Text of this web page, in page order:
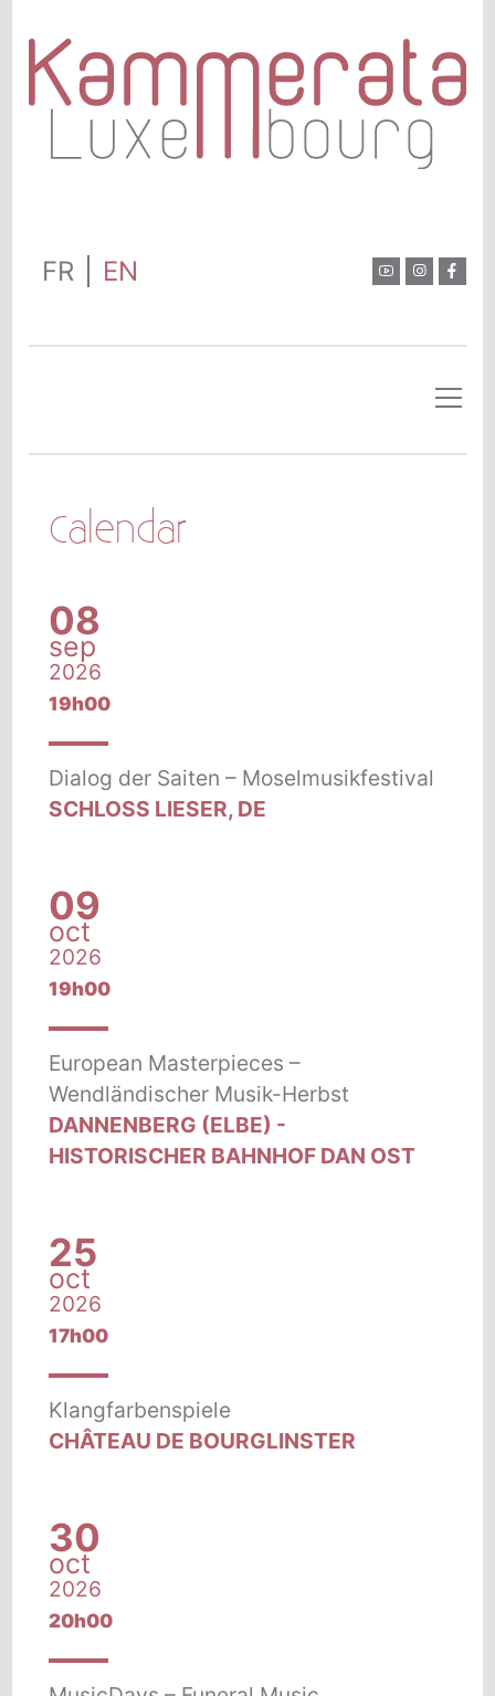
FR EN
Calendar
08
sep
2026
19h00
Dialog der Saiten – Moselmusikfestival
SCHLOSS LIESER, DE
09
oct
2026
19h00
European Masterpieces –
Wendländischer Musik-Herbst
DANNENBERG (ELBE) -
HISTORISCHER BAHNHOF DAN OST
25
oct
2026
17h00
Klangfarbenspiele
CHÂTEAU DE BOURGLINSTER
30
oct
2026
20h00